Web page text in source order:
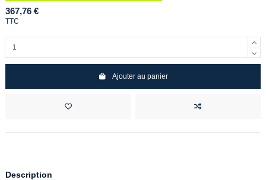
367,76 €
TTC
Ajouter au panier
Description